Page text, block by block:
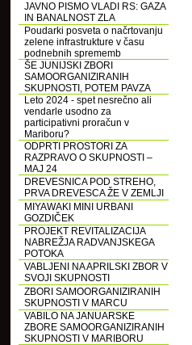
JAVNO PISMO VLADI RS: GAZA
IN BANALNOST ZLA
Poudarki posveta o načrtovanju
zelene infrastrukture v času
podnebnih sprememb
ŠE JUNIJSKI ZBORI
SAMOORGANIZIRANIH
SKUPNOSTI, POTEM PAVZA
Leto 2024 - spet nesrečno ali
vendarle usodno za
participativni proračun v
Mariboru?
ODPRTI PROSTORI ZA
RAZPRAVO O SKUPNOSTI –
MAJ 24
DREVESNICA POD STREHO,
PRVA DREVESCA ŽE V ZEMLJI
MIYAWAKI MINI URBANI
GOZDIČEK
PROJEKT REVITALIZACIJA
NABREŽJA RADVANJSKEGA
POTOKA
VABLJENI NA APRILSKI ZBOR V
SVOJI SKUPNOSTI
ZBORI SAMOORGANIZIRANIH
SKUPNOSTI V MARCU
VABILO NA JANUARSKE
ZBORE SAMOORGANIZIRANIH
SKUPNOSTI V MARIBORU